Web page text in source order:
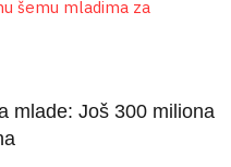
mlade: Još 300 miliona